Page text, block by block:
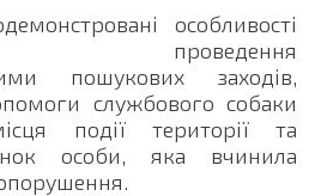
особливості
проведення
пошукових заходів,
службового собаки
події території та
особи, яка вчинила